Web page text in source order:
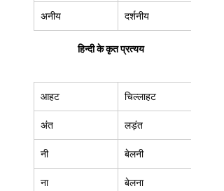
अनीय दर्शनीय
हिन्दी के कृत प्रत्यय
आहट चिल्लाहट
अंत लड़ंत
नी बेलनी
ना बेलना